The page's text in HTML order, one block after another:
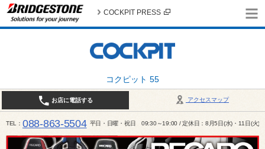
コクピット 55
COCKPIT PRESS
アクセスマップ
お店に電話する
TEL 088-863-5504 平日・日曜・祝日 09:30～19:00 / 定休日：8月5日(水)・11日(火)